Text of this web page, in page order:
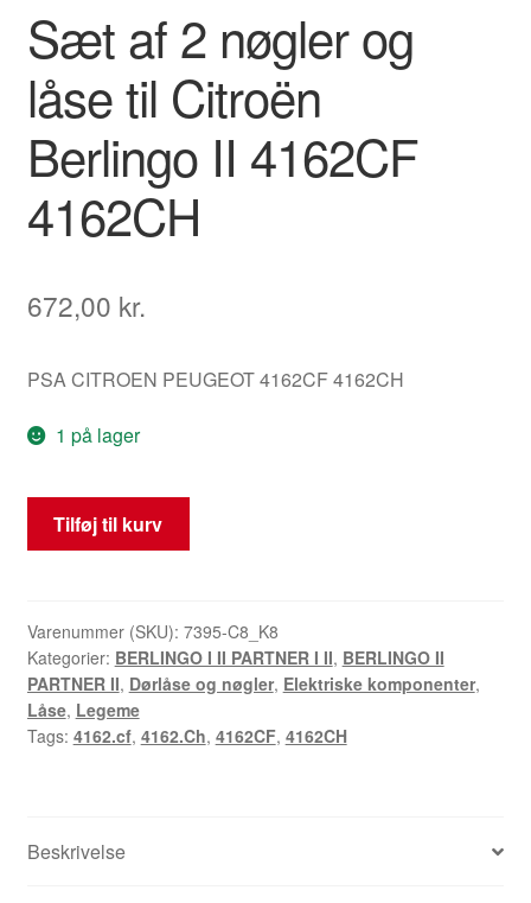
Vilkår og betingelser
Sæt af 2 nøgler og
låse til Citroën
Berlingo II 4162CF
4162CH
672,00 kr.
PSA CITROEN PEUGEOT 4162CF 4162CH
1 på lager
Sæt
og
låse
til
Citroën
Berlingo
antal
Tilføj til kurv
Varenummer (SKU): 7395-C8_K8
Kategorier: BERLINGO I II PARTNER I II, BERLINGO II
PARTNER II, Dørlåse og nøgler, Elektriske komponenter,
Låse, Legeme
Tags: 4162.cf, 4162.Ch, 4162CF, 4162CH
Beskrivelse